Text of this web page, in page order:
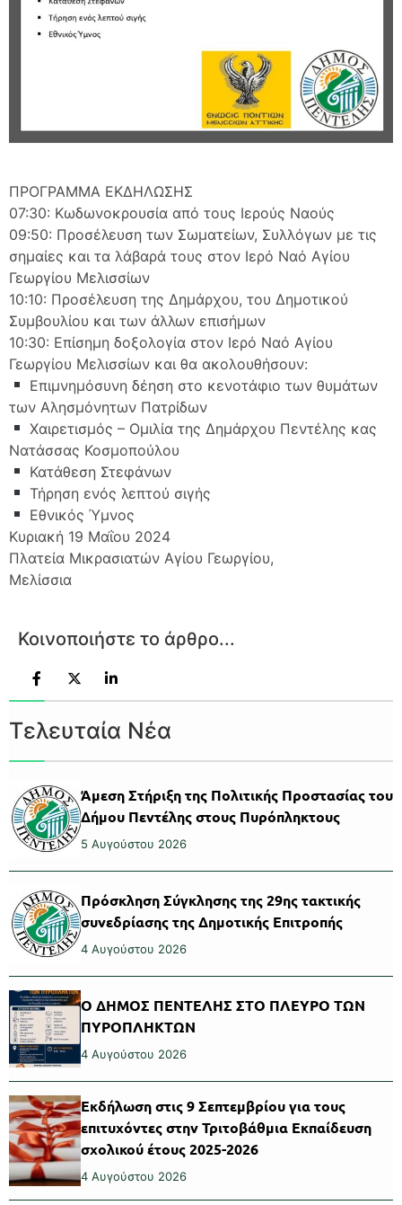
ΠΡΟΓΡΑΜΜΑ ΕΚΔΗΛΩΣΗΣ
07:30: Κωδωνοκρουσία από τους Ιερούς Ναούς
09:50: Προσέλευση των Σωματείων, Συλλόγων με τις
σημαίες και τα λάβαρά τους στον Ιερό Ναό Αγίου
Γεωργίου Μελισσίων
10:10: Προσέλευση της Δημάρχου, του Δημοτικού
Συμβουλίου και των άλλων επισήμων
10:30: Επίσημη δοξολογία στον Ιερό Ναό Αγίου
Γεωργίου Μελισσίων και θα ακολουθήσουν:
Επιμνημόσυνη δέηση στο κενοτάφιο των θυμάτων
των Αλησμόνητων Πατρίδων
Χαιρετισμός – Ομιλία της Δημάρχου Πεντέλης κας
Νατάσσας Κοσμοπούλου
Κατάθεση Στεφάνων
Τήρηση ενός λεπτού σιγής
Εθνικός Ύμνος
Κυριακή 19 Μαΐου 2024
Πλατεία Μικρασιατών Αγίου Γεωργίου,
Μελίσσια
Κοινοποιήστε το άρθρο...
Τελευταία Νέα
Άμεση Στήριξη της Πολιτικής Προστασίας του
Δήμου Πεντέλης στους Πυρόπληκτους
5 Αυγούστου 2026
Πρόσκληση Σύγκλησης της 29ης τακτικής
συνεδρίασης της Δημοτικής Επιτροπής
4 Αυγούστου 2026
Ο ΔΗΜΟΣ ΠΕΝΤΕΛΗΣ ΣΤΟ ΠΛΕΥΡΟ ΤΩΝ
ΠΥΡΟΠΛΗΚΤΩΝ
4 Αυγούστου 2026
Εκδήλωση στις 9 Σεπτεμβρίου για τους
επιτυχόντες στην Τριτοβάθμια Εκπαίδευση
σχολικού έτους 2025-2026
4 Αυγούστου 2026